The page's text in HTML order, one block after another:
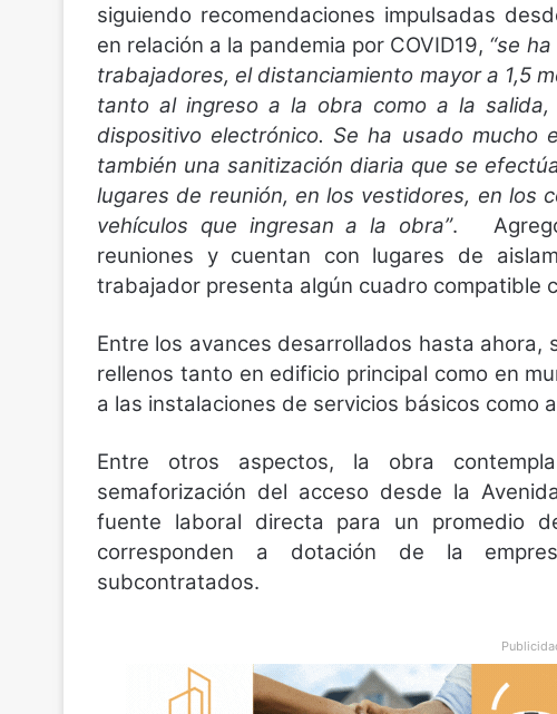
siguiendo recomendaciones impulsadas
en relación a la pandemia por COVID19, “se
trabajadores, el distanciamiento mayor a 1,5
tanto al ingreso a la obra como a la
dispositivo electrónico. Se ha usado
también una sanitización diaria que se
lugares de reunión, en los vestidores, en los
vehículos que ingresan a la obra”. Agregó
reuniones y cuentan con lugares de
trabajador presenta algún cuadro compatible
Entre los avances desarrollados hasta
rellenos tanto en edificio principal como en
a las instalaciones de servicios básicos como
Entre otros aspectos, la obra
semaforización del acceso desde la
fuente laboral directa para un promedio
corresponden a dotación de la
subcontratados.